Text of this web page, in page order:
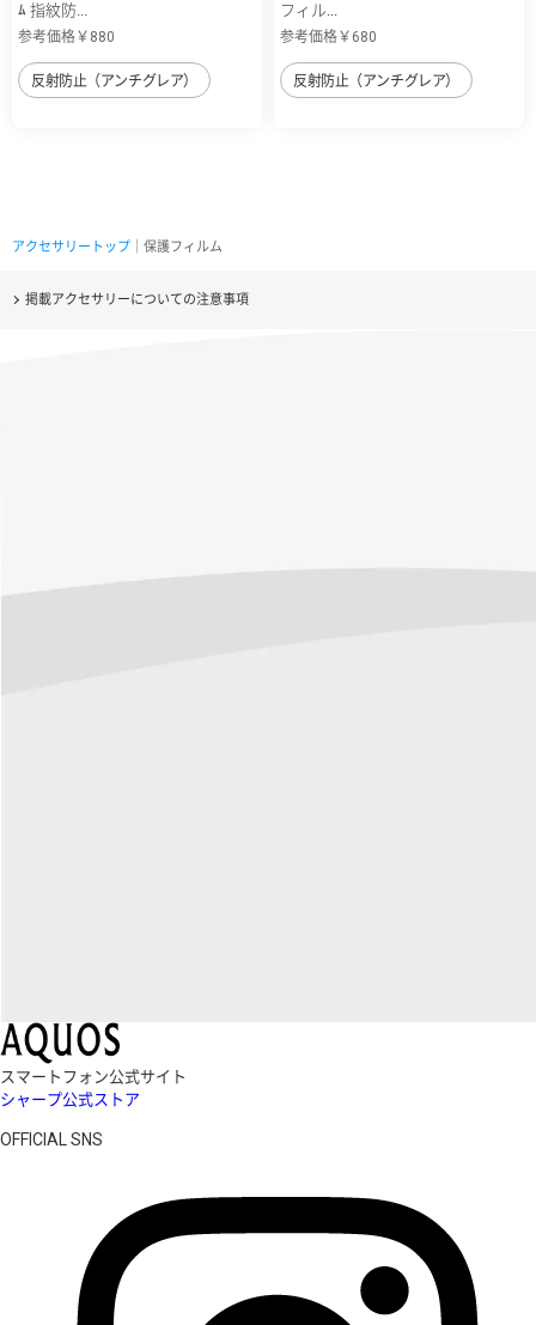
ﾑ 指紋防...
参考価格￥880
反射防止（アンチグレア）
フィル...
参考価格￥680
反射防止（アンチグレア）
アクセサリートップ ｜保護フィルム
掲載アクセサリーについての注意事項
スマートフォン公式サイト
シャープ公式ストア
OFFICIAL SNS